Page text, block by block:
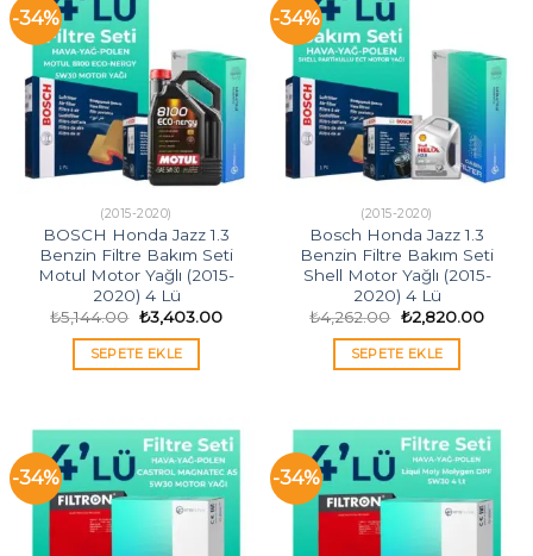
-34%
(2015-2020)
BOSCH Honda Jazz 1.3
Benzin Filtre Bakım Seti
Motul Motor Yağlı (2015-
2020) 4 Lü
₺5,144.00 Orijinal
fiyat:
₺5,144.00.
₺3,403.00Şu
SEPETE EKLE
-34%
(2015-2020)
Bosch Honda Jazz 1.3
Benzin Filtre Bakım Seti
Shell Motor Yağlı (2015-
2020) 4 Lü
₺4,262.00 Orijinal
fiyat:
₺4,262.00.
₺2,820.00Şu
SEPETE EKLE
-34% -34%